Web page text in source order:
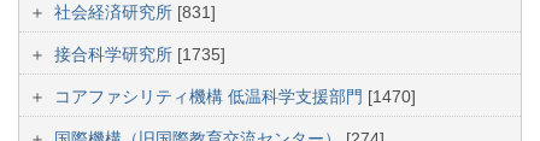
社会経済研究所 [831]
接合科学研究所 [1735]
コアファシリティ機構 低温科学支援部門 [1470]